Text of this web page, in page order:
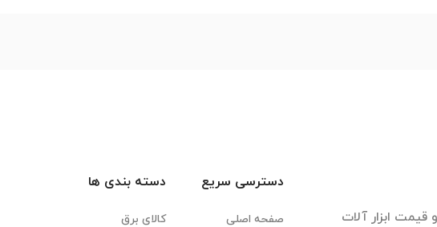
ابزار آلات
دسترسی سریع
صفحه اصلی
دسته بندی ها
کالای برق